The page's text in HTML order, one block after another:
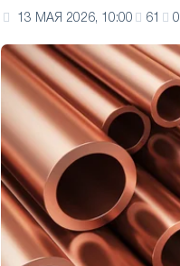
13 МАЯ 2026, 10:00 61 0